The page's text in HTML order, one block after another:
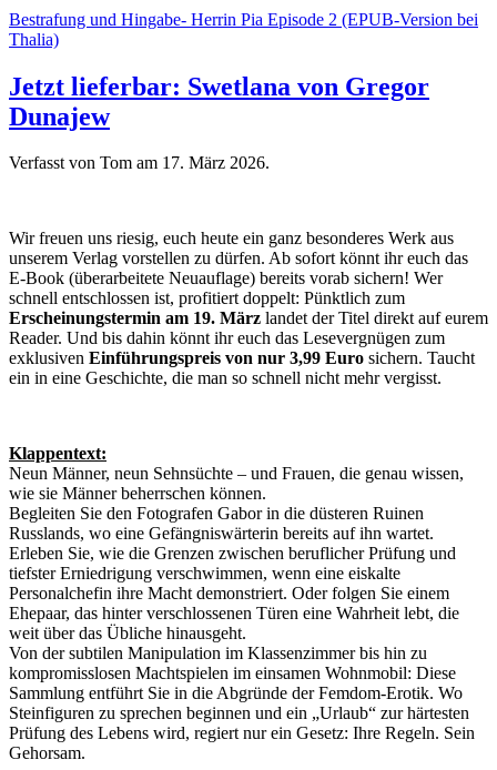
Bestrafung und Hingabe- Herrin Pia Episode 2 (EPUB-Version bei
Thalia)
Jetzt lieferbar: Swetlana von Gregor
Dunajew
Verfasst von Tom am 17. März 2026.
Wir freuen uns riesig, euch heute ein ganz besonderes Werk aus
unserem Verlag vorstellen zu dürfen. Ab sofort könnt ihr euch das
E-Book (überarbeitete Neuauflage) bereits vorab sichern! Wer
schnell entschlossen ist, profitiert doppelt: Pünktlich zum
Erscheinungstermin am 19. März landet der Titel direkt auf eurem
Reader. Und bis dahin könnt ihr euch das Lesevergnügen zum
exklusiven Einführungspreis von nur 3,99 Euro sichern. Taucht
ein in eine Geschichte, die man so schnell nicht mehr vergisst.
Klappentext:
Neun Männer, neun Sehnsüchte – und Frauen, die genau wissen,
wie sie Männer beherrschen können.
Begleiten Sie den Fotografen Gabor in die düsteren Ruinen
Russlands, wo eine Gefängniswärterin bereits auf ihn wartet.
Erleben Sie, wie die Grenzen zwischen beruflicher Prüfung und
tiefster Erniedrigung verschwimmen, wenn eine eiskalte
Personalchefin ihre Macht demonstriert. Oder folgen Sie einem
Ehepaar, das hinter verschlossenen Türen eine Wahrheit lebt, die
weit über das Übliche hinausgeht.
Von der subtilen Manipulation im Klassenzimmer bis hin zu
kompromisslosen Machtspielen im einsamen Wohnmobil: Diese
Sammlung entführt Sie in die Abgründe der Femdom-Erotik. Wo
Steinfiguren zu sprechen beginnen und ein „Urlaub“ zur härtesten
Prüfung des Lebens wird, regiert nur ein Gesetz: Ihre Regeln. Sein
Gehorsam.